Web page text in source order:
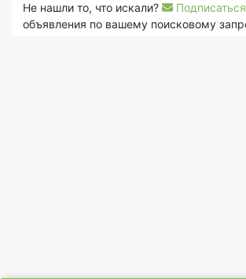
Не нашли то, что искали? Подписаться
объявления по вашему поисковому